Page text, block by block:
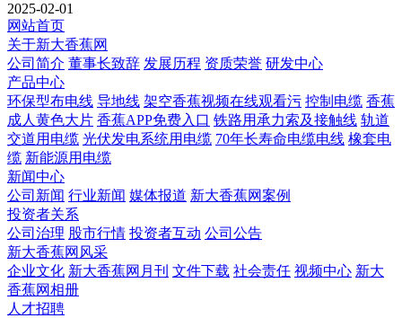
2025-02-01
网站首页
关于新大香蕉网
公司简介 董事长致辞 发展历程 资质荣誉 研发中心
产品中心
环保型布电线 导地线 架空香蕉视频在线观看污 控制电缆 香蕉
成人黄色大片 香蕉APP免费入口 铁路用承力索及接触线 轨道
交道用电缆 光伏发电系统用电缆 70年长寿命电缆电线 橡套电
缆 新能源用电缆
新闻中心
公司新闻 行业新闻 媒体报道 新大香蕉网案例
投资者关系
公司治理 股市行情 投资者互动 公司公告
新大香蕉网风采
企业文化 新大香蕉网月刊 文件下载 社会责任 视频中心 新大
香蕉网相册
人才招聘